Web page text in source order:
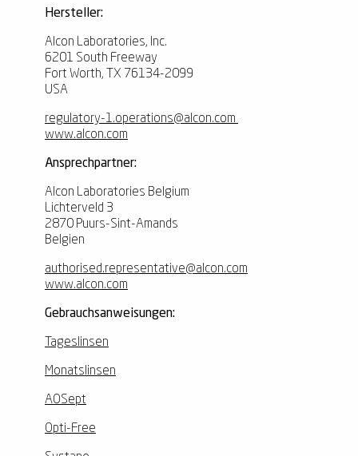
Hersteller:
Alcon Laboratories, Inc.
6201 South Freeway
Fort Worth, TX 76134-2099
USA
regulatory-1.operations@alcon.com
www.alcon.com
Ansprechpartner:
Alcon Laboratories Belgium
Lichterveld 3
2870 Puurs-Sint-Amands
Belgien
authorised.representative@alcon.com
www.alcon.com
Gebrauchsanweisungen:
Tageslinsen
Monatslinsen
AOSept
Opti-Free